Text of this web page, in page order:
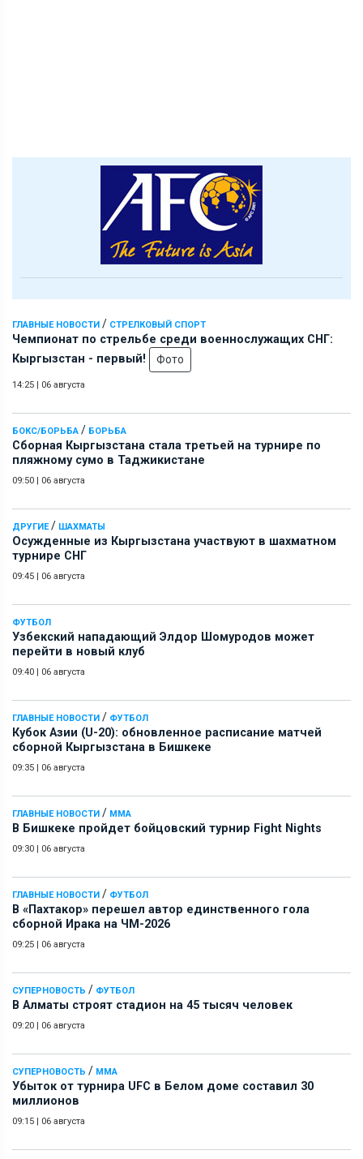
ГЛАВНЫЕ НОВОСТИ / СТРЕЛКОВЫЙ СПОРТ
Чемпионат по стрельбе среди военнослужащих СНГ:
Кыргызстан - первый!
Фото
14:25 06 августа
БОКС/БОРЬБА / БОРЬБА
Сборная Кыргызстана стала третьей на турнире по
пляжному сумо в Таджикистане
09:50 06 августа
ДРУГИЕ/ ШАХМАТЫ
Осужденные из Кыргызстана участвуют в шахматном
турнире СНГ
09:45 06 августа
ФУТБОЛ
Узбекский нападающий Элдор Шомуродов может
перейти в новый клуб
09:40 06 августа
ГЛАВНЫЕ НОВОСТИ / ФУТБОЛ
Кубок Азии (U-20): обновленное расписание матчей
сборной Кыргызстана в Бишкеке
09:35 06 августа
ГЛАВНЫЕ НОВОСТИ / ММА
В Бишкеке пройдет бойцовский турнир Fight Nights
09:30 06 августа
ГЛАВНЫЕ НОВОСТИ / ФУТБОЛ
В «Пахтакор» перешел автор единственного гола
сборной Ирака на ЧМ-2026
09:25 06 августа
СУПЕРНОВОСТЬ / ФУТБОЛ
В Алматы строят стадион на 45 тысяч человек
09:20 06 августа
СУПЕРНОВОСТЬ / ММА
Убыток от турнира UFC в Белом доме составил 30
миллионов
09:15 06 августа